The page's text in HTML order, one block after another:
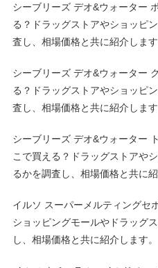
シーブリーズ デオ&ウォーター
る？ドラッグストアやショッピ
査し、相場価格と共に紹介します
シーブリーズ デオ&ウォーター
る？ドラッグストアやショッピ
査し、相場価格と共に紹介します
シーブリーズ デオ&ウォーター
こで買える？ドラッグストアや
るかを調査し、相場価格と共に紹
イルソ スーパーメルティングセ
ショッピングモールやドラッグ
し、相場価格と共に紹介します。